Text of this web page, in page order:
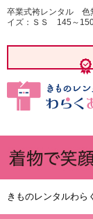
卒業式袴レンタル
イズ：ＳＳ 145～
きものレンタルわら